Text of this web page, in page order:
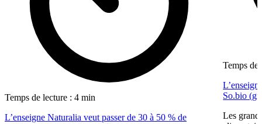
Temps de lecture : 4 min
L’enseigne Naturalia veut passer de 30 à 50 % de
Temps de
So.bio
Les